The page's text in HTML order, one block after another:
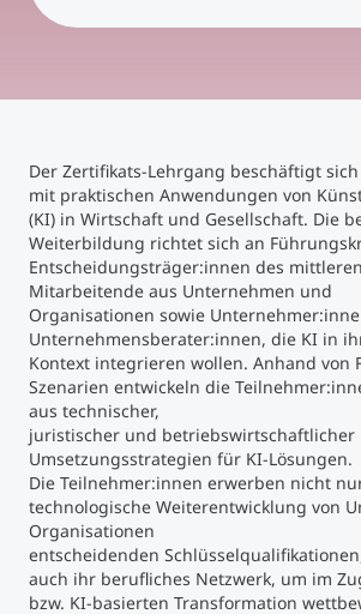
Der Zertifikats-Lehrgang beschäftigt sich
mit praktischen Anwendungen von
(KI) in Wirtschaft und Gesellschaft. Die
Weiterbildung richtet sich an
Entscheidungsträger:innen des
Mitarbeitende aus Unternehmen und
Organisationen sowie
Unternehmensberater:innen, die KI in
Kontext integrieren wollen. Anhand von
Szenarien entwickeln die
aus technischer,
juristischer und betriebswirtschaftlicher
Umsetzungsstrategien für KI-Lösungen.
Die Teilnehmer:innen erwerben nicht
technologische Weiterentwicklung von
Organisationen
entscheidenden
auch ihr berufliches Netzwerk, um im
bzw. KI-basierten Transformation